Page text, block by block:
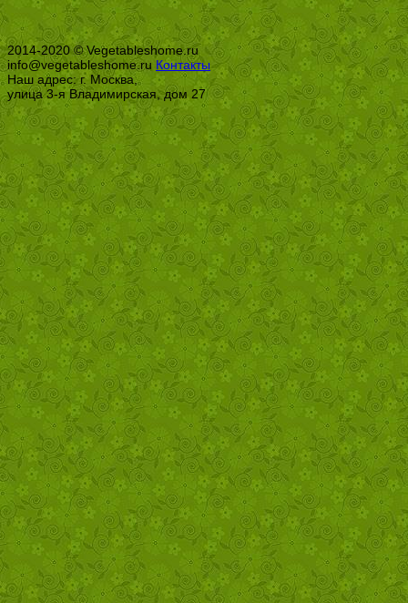
2014-2020 © Vegetableshome.ru
info@vegetableshome.ru Контакты
Наш адрес: г. Москва,
улица 3-я Владимирская, дом 27